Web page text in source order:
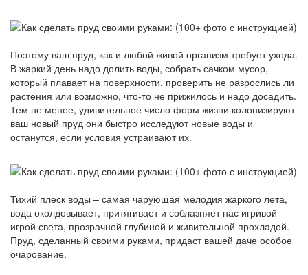
Поэтому ваш пруд, как и любой живой организм требует ухода.
В жаркий день надо долить воды, собрать сачком мусор,
который плавает на поверхности, проверить не разрослись ли
растения или возможно, что-то не прижилось и надо досадить.
Тем не менее, удивительное число форм жизни колонизируют
ваш новый пруд они быстро исследуют новые воды и
останутся, если условия устраивают их.
Тихий плеск воды – самая чарующая мелодия жаркого лета,
вода околдовывает, притягивает и соблазняет нас игривой
игрой света, прозрачной глубиной и живительной прохладой.
Пруд, сделанный своими руками, придаст вашей даче особое
очарование.